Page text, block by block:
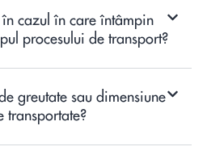
cazul în care întâmpin
procesului de transport?
greutate sau dimensiune
transportate?